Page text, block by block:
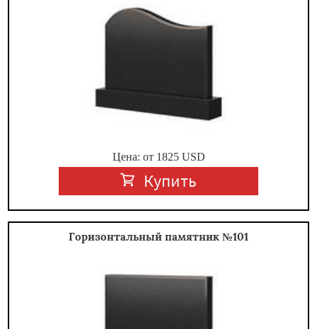
Цена: от 1825USD
Купить
Горизонтальный памятник №101